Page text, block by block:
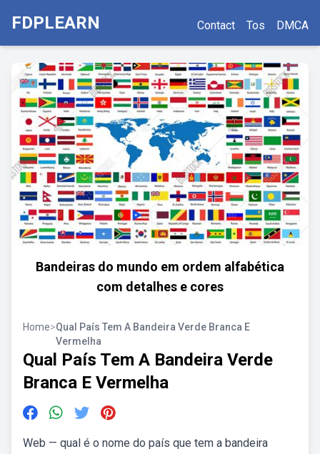
FDPLEARN Contact Tos DMCA
Bandeiras do mundo em ordem alfabética
com detalhes e cores
Home>Qual País Tem A Bandeira Verde Branca E
Vermelha
Qual País Tem A Bandeira Verde
Branca E Vermelha
Web — qual é o nome do país que tem a bandeira